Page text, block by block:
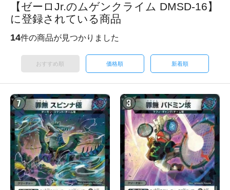
【ゼーロJr.のムゲンクライム DMSD-16】
に登録されている商品
14件の商品が見つかりました
おすすめ順 価格順 新着順